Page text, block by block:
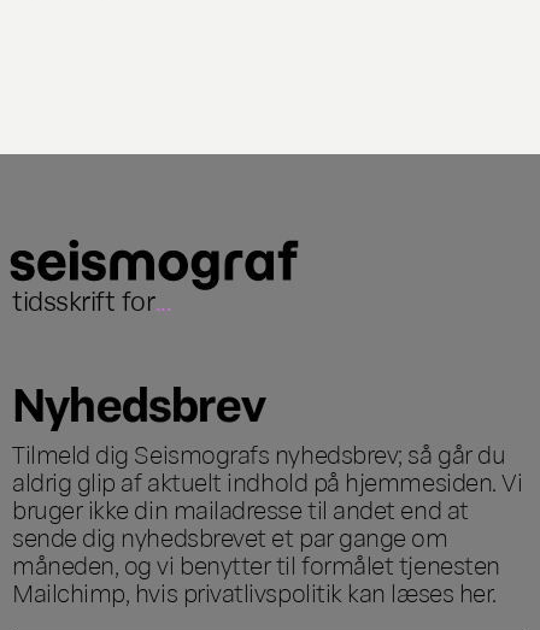
tidsskrift for...
Nyhedsbrev
Tilmeld dig Seismografs nyhedsbrev; så går du
aldrig glip af aktuelt indhold på hjemmesiden. Vi
bruger ikke din mailadresse til andet end at
sende dig nyhedsbrevet et par gange om
måneden, og vi benytter til formålet tjenesten
Mailchimp, hvis privatlivspolitik kan læses her.